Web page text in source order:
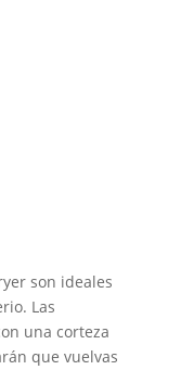
son ideales
Las
una corteza
que vuelvas